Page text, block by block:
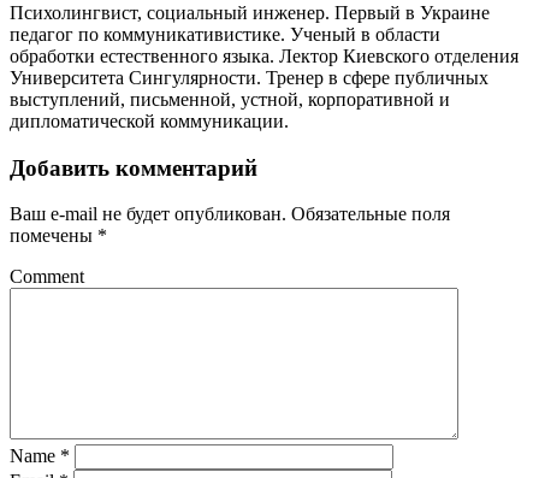
Психолингвист, социальный инженер. Первый в Украине
педагог по коммуникативистике. Ученый в области
обработки естественного языка. Лектор Киевского отделения
Университета Сингулярности. Тренер в сфере публичных
выступлений, письменной, устной, корпоративной и
дипломатической коммуникации.
Добавить комментарий
Ваш e-mail не будет опубликован. Обязательные поля
помечены *
Comment
Name *